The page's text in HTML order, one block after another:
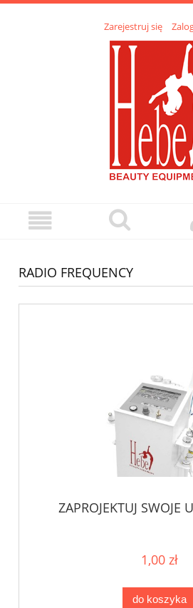
Zarejestruj się
RADIO FREQUENCY
ZAPROJEKTUJ SWOJE
1,00 zł
do koszyka